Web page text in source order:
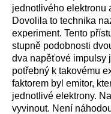
jednotlivého elektronu
Dovolila to technika
experiment. Tento
stupně podobnosti
dva napěťové impulsy
potřebný k takovému
faktorem byl emitor,
jednotlivé elektrony.
vyvinout. Není